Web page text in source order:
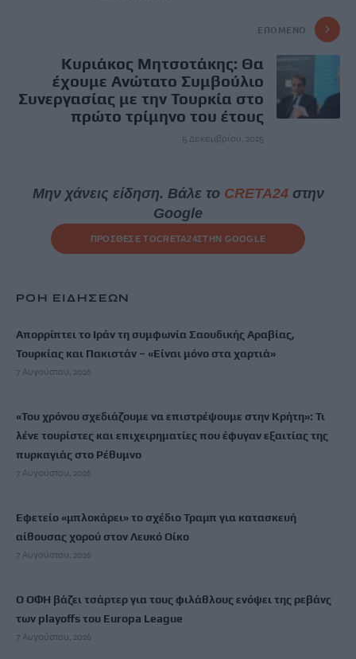
ΕΠΌΜΕΝΟ
Κυριάκος Μητσοτάκης: Θα
έχουμε Ανώτατο Συμβούλιο
Συνεργασίας με την Τουρκία στο
πρώτο τρίμηνο του έτους
5 Δεκεμβρίου, 2025
Μην χάνεις είδηση. Βάλε το CRETA24στην
Google
ΠΡΟΣΘΕΣΕ ΤΟCRETA24ΣΤΗΝ GOOGLE
ΡΟΗ ΕΙΔΗΣΕΩΝ
Απορρίπτει το Ιράν τη συμφωνία Σαουδικής Αραβίας,
Τουρκίας και Πακιστάν – «Είναι μόνο στα χαρτιά»
7 Αυγούστου, 2026
«Του χρόνου σχεδιάζουμε να επιστρέψουμε στην Κρήτη»: Τι
λένε τουρίστες και επιχειρηματίες που έφυγαν εξαιτίας της
πυρκαγιάς στο Ρέθυμνο
7 Αυγούστου, 2026
Εφετείο «μπλοκάρει» το σχέδιο Τραμπ για κατασκευή
αίθουσας χορού στον Λευκό Οίκο
7 Αυγούστου, 2026
Ο ΟΦΗ βάζει τσάρτερ για τους φιλάθλους ενόψει της ρεβάνς
των playoffs του Europa League
7 Αυγούστου, 2026